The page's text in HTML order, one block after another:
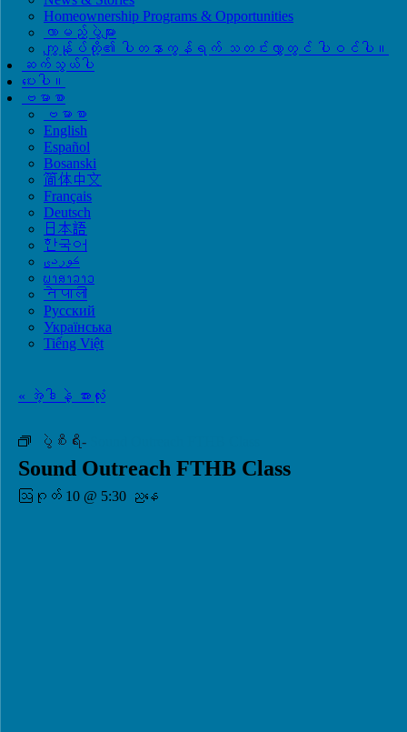
Homeownership Programs & Opportunities
လာမည့်ပွဲများ
ကျွန်ုပ်တို့၏ ပါတနာကွန်ရက် သတင်းလွှာတွင် ပါဝင်ပါ။
ဆက်သွယ်ပါ
ပေးပါ။
ဗမာစာ
ဗမာစာ
English
Español
Bosanski
简体中文
Français
Deutsch
日本語
한국어
ພາສາລາວ
नेपाली
Русский
Українська
Tiếng Việt
« အဲ့ဒါနဲ့ အားလုံး
ပွဲစီးရီး-
Sound Outreach FTHB Class
ဩဂုတ် 10 @ 5:30 ညနေ